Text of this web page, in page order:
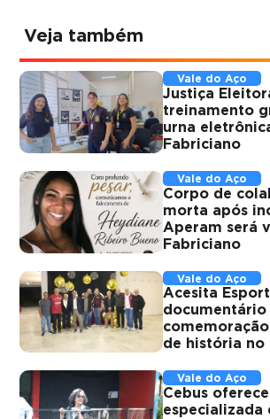
Veja também
Vale do Aço
Justiça
treinamento
urna
Fabriciano
Vale do Aço
Corpo de
morta após
Aperam será
Fabriciano
Vale do Aço
Acesita
documentário
de história no
Vale do Aço
Cebus
especializada